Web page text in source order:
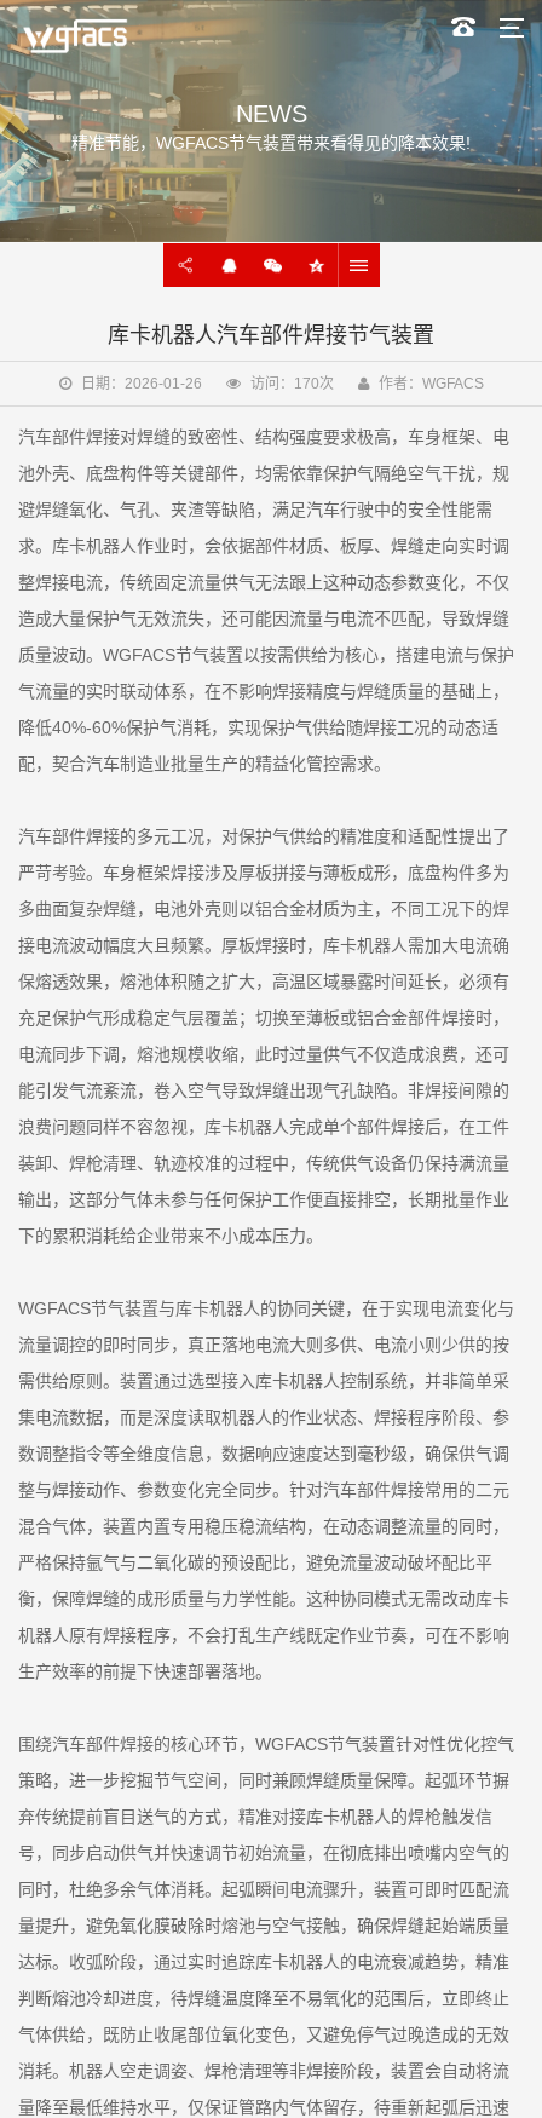
NEWS
精准节能，WGFACS节气装置带来看得见的降本效果!
库卡机器人汽车部件焊接节气装置
日期：2026-01-26 访问：170次 作者：WGFACS
汽车部件焊接对焊缝的致密性、结构强度要求极高，车身框架、电
池外壳、底盘构件等关键部件，均需依靠保护气隔绝空气干扰，规
避焊缝氧化、气孔、夹渣等缺陷，满足汽车行驶中的安全性能需
求。库卡机器人作业时，会依据部件材质、板厚、焊缝走向实时调
整焊接电流，传统固定流量供气无法跟上这种动态参数变化，不仅
造成大量保护气无效流失，还可能因流量与电流不匹配，导致焊缝
质量波动。WGFACS节气装置以按需供给为核心，搭建电流与保护
气流量的实时联动体系，在不影响焊接精度与焊缝质量的基础上，
降低40%-60%保护气消耗，实现保护气供给随焊接工况的动态适
配，契合汽车制造业批量生产的精益化管控需求。
汽车部件焊接的多元工况，对保护气供给的精准度和适配性提出了
严苛考验。车身框架焊接涉及厚板拼接与薄板成形，底盘构件多为
多曲面复杂焊缝，电池外壳则以铝合金材质为主，不同工况下的焊
接电流波动幅度大且频繁。厚板焊接时，库卡机器人需加大电流确
保熔透效果，熔池体积随之扩大，高温区域暴露时间延长，必须有
充足保护气形成稳定气层覆盖；切换至薄板或铝合金部件焊接时，
电流同步下调，熔池规模收缩，此时过量供气不仅造成浪费，还可
能引发气流紊流，卷入空气导致焊缝出现气孔缺陷。非焊接间隙的
浪费问题同样不容忽视，库卡机器人完成单个部件焊接后，在工件
装卸、焊枪清理、轨迹校准的过程中，传统供气设备仍保持满流量
输出，这部分气体未参与任何保护工作便直接排空，长期批量作业
下的累积消耗给企业带来不小成本压力。
WGFACS节气装置与库卡机器人的协同关键，在于实现电流变化与
流量调控的即时同步，真正落地电流大则多供、电流小则少供的按
需供给原则。装置通过选型接入库卡机器人控制系统，并非简单采
集电流数据，而是深度读取机器人的作业状态、焊接程序阶段、参
数调整指令等全维度信息，数据响应速度达到毫秒级，确保供气调
整与焊接动作、参数变化完全同步。针对汽车部件焊接常用的二元
混合气体，装置内置专用稳压稳流结构，在动态调整流量的同时，
严格保持氩气与二氧化碳的预设配比，避免流量波动破坏配比平
衡，保障焊缝的成形质量与力学性能。这种协同模式无需改动库卡
机器人原有焊接程序，不会打乱生产线既定作业节奏，可在不影响
生产效率的前提下快速部署落地。
围绕汽车部件焊接的核心环节，WGFACS节气装置针对性优化控气
策略，进一步挖掘节气空间，同时兼顾焊缝质量保障。起弧环节摒
弃传统提前盲目送气的方式，精准对接库卡机器人的焊枪触发信
号，同步启动供气并快速调节初始流量，在彻底排出喷嘴内空气的
同时，杜绝多余气体消耗。起弧瞬间电流骤升，装置可即时匹配流
量提升，避免氧化膜破除时熔池与空气接触，确保焊缝起始端质量
达标。收弧阶段，通过实时追踪库卡机器人的电流衰减趋势，精准
判断熔池冷却进度，待焊缝温度降至不易氧化的范围后，立即终止
气体供给，既防止收尾部位氧化变色，又避免停气过晚造成的无效
消耗。机器人空走调姿、焊枪清理等非焊接阶段，装置会自动将流
量降至最低维持水平，仅保证管路内气体留存，待重新起弧后迅速